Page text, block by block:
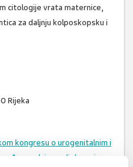
citologije vrata maternice,
za daljnju kolposkopsku i
Rijeka
kongresu o urogenitalnim i
sudjelovanjem,